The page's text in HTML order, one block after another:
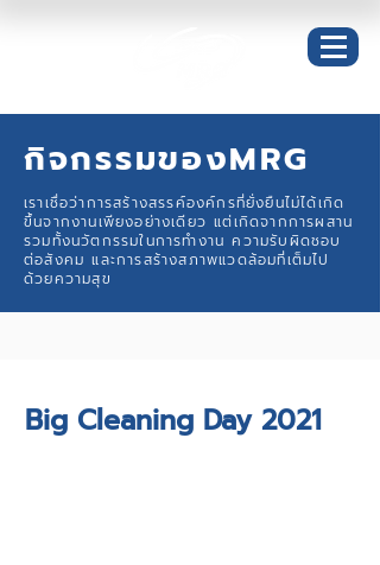
กิจกรรมของMRG
เราเชื่อว่าการสร้างสรรค์องค์กรที่ยั่งยืนไม่ได้เกิด
ขึ้นจากงานเพียงอย่างเดียว แต่เกิดจากการผสาน
รวมทั้งนวัตกรรมในการทำงาน ความรับผิดชอบ
ต่อสังคม และการสร้างสภาพแวดล้อมที่เต็มไป
ด้วยความสุข
Big Cleaning Day 2021